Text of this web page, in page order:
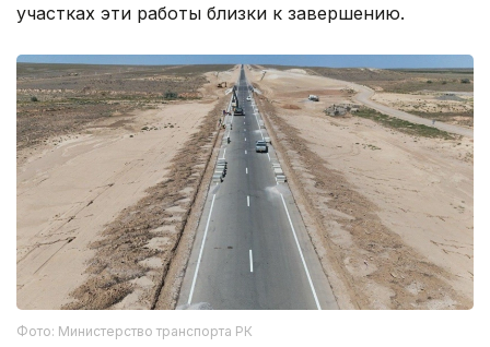
участках эти работы близки к завершению.
Фото: Министерство транспорта РК